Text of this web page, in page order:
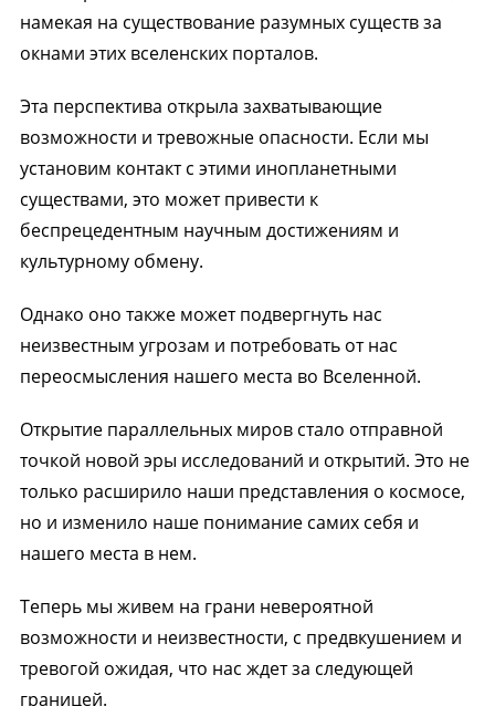
намекая на существование разумных существ за
окнами этих вселенских порталов.
Эта перспектива открыла захватывающие
возможности и тревожные опасности. Если мы
установим контакт с этими инопланетными
существами, это может привести к
беспрецедентным научным достижениям и
культурному обмену.
Однако оно также может подвергнуть нас
неизвестным угрозам и потребовать от нас
переосмысления нашего места во Вселенной.
Открытие параллельных миров стало отправной
точкой новой эры исследований и открытий. Это не
только расширило наши представления о космосе,
но и изменило наше понимание самих себя и
нашего места в нем.
Теперь мы живем на грани невероятной
возможности и неизвестности, с предвкушением и
тревогой ожидая, что нас ждет за следующей
границей.